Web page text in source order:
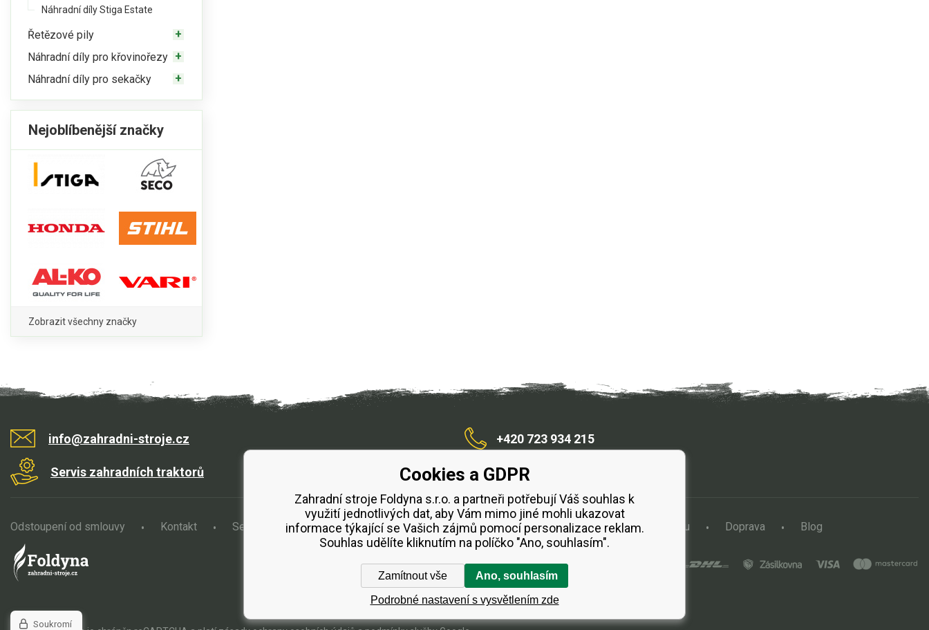
Náhradní díly Stiga Estate
Řetězové pily
Náhradní díly pro křovinořezy
Náhradní díly pro sekačky
Nejoblíbenější značky
Zobrazit všechny značky
info@zahradni-stroje.cz
Servis zahradních traktorů /zahradnístroje
+420 723 934 215
Odstoupení od smlouvy Kontakt Servis Obchodní podmínky Splátkový prodej ESSOX Půjčovna vertikutátoru Doprava Blog
Tento eshop dodala firmaBINARGON.cz
Cookies a GDPR
Zahradní stroje Foldyna s.r.o. a partneři potřebují Váš souhlas k
využití jednotlivých dat, aby Vám mimo jiné mohli ukazovat
informace týkající se Vašich zájmů pomocí personalizace reklam.
Souhlas udělíte kliknutím na políčko "Ano, souhlasím".
Zamítnout vše Ano, souhlasím
Podrobné nastavení s vysvětlením zde
Soukromí